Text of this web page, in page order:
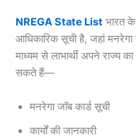
NREGA State List भारत
आधिकारिक सूची है, जहां
माध्यम से लाभार्थी अपने राज्य
सकते हैं—
मनरेगा जॉब कार्ड सूची
कार्यों की जानकारी